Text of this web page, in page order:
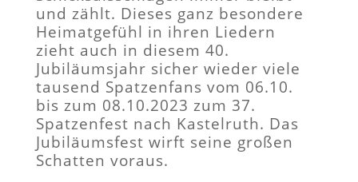
und zählt. Dieses ganz besondere
Heimatgefühl in ihren Liedern
zieht auch in diesem 40.
Jubiläumsjahr sicher wieder viele
tausend Spatzenfans vom 06.10.
bis zum 08.10.2023 zum 37.
Spatzenfest nach Kastelruth. Das
Jubiläumsfest wirft seine großen
Schatten voraus.